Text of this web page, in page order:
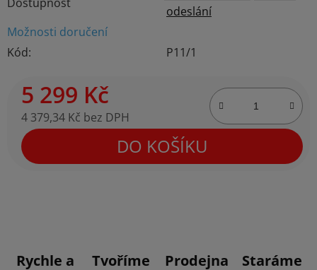
odeslání
Možnosti doručení
Kód:
P11/1
5 299 Kč
4 379,34 Kč bez DPH
Měrná cena:
DO KOŠÍKU
Rychle a
Tvoříme
Prodejna
Staráme